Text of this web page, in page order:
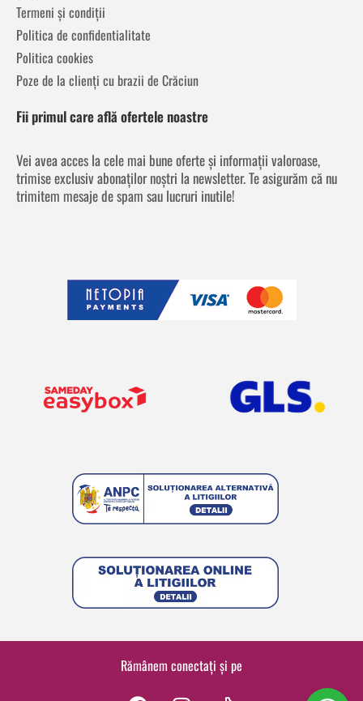
Termeni și condiții
Politica de confidentialitate
Politica cookies
Poze de la clienți cu brazii de Crăciun
Fii primul care află ofertele noastre
Vei avea acces la cele mai bune oferte și informații valoroase,
trimise exclusiv abonaților noștri la newsletter. Te asigurăm că nu
trimitem mesaje de spam sau lucruri inutile!
Rămânem conectați și pe